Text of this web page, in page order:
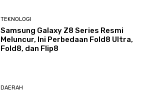
TEKNOLOGI
Samsung Galaxy Z8 Series Resmi
Meluncur, Ini Perbedaan Fold8 Ultra,
Fold8, dan Flip8
DAERAH